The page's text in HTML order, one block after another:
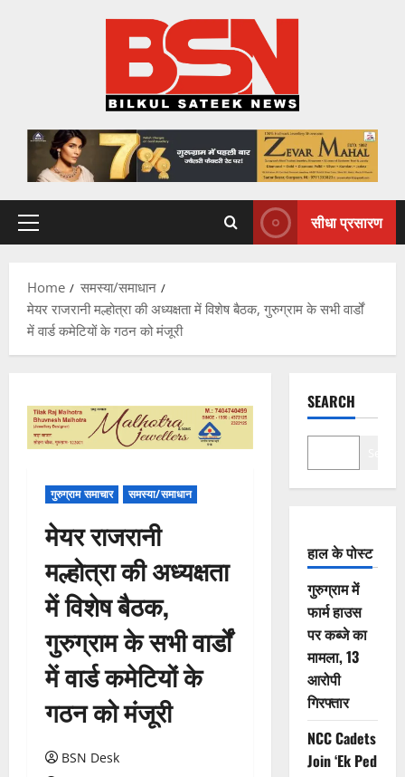
Primary
सीधा प्रसारण
Home
समस्या/समाधान
मेयर राजरानी मल्होत्रा की अध्यक्षता में विशेष बैठक, गुरुग्राम के सभी वार्डों
में वार्ड कमेटियों के गठन को मंजूरी
गुरुग्राम समाचार समस्या/समाधान
मेयर राजरानी
मल्होत्रा की अध्यक्षता
में विशेष बैठक,
गुरुग्राम के सभी वार्डों
में वार्ड कमेटियों के
गठन को मंजूरी
BSN Desk
SEARCH
हाल के पोस्ट
गुरुग्राम में
फार्म हाउस
पर कब्जे का
मामला, 13
आरोपी
गिरफ्तार
NCC Cadets
Join ‘Ek Ped